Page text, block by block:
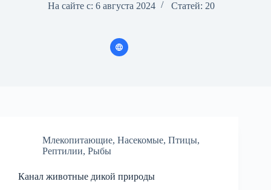
На сайте с: 6 августа 2024 Статей: 20
Млекопитающие, Насекомые, Птицы,
Рептилии, Рыбы
Канал животные дикой природы